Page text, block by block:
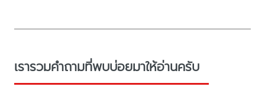
เรารวมคำถามที่พบบ่อยมาให้อ่านครับ